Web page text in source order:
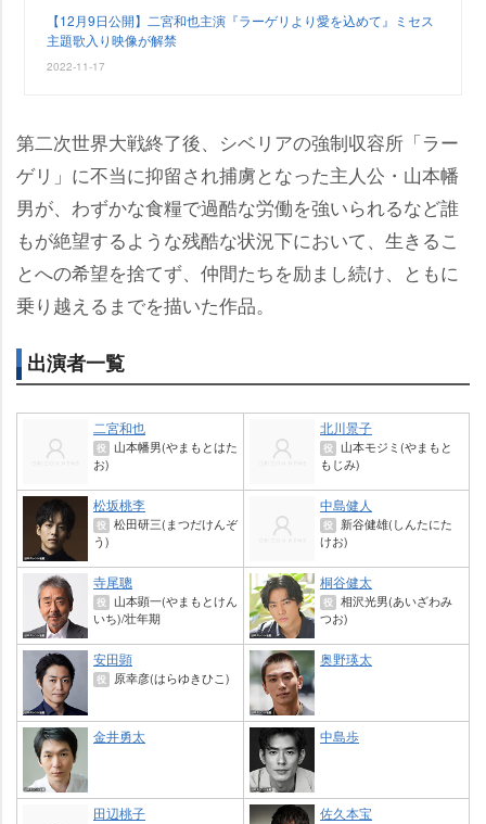
【12月9日公開】二宮和也主演『ラーゲリより愛を込めて』ミセス
主題歌入り映像が解禁
2022-11-17
第二次世界大戦終了後、シベリアの強制収容所「ラー
ゲリ」に不当に抑留され捕虜となった主人公・山本幡
男が、わずかな食糧で過酷な労働を強いられるなど誰
もが絶望するような残酷な状況下において、生きるこ
とへの希望を捨てず、仲間たちを励まし続け、ともに
乗り越えるまでを描いた作品。
出演者一覧
二宮和也
役
山本幡男(やまもとはた
お)
北川景子
役
山本モジミ(やまもと
もじみ)
松坂桃李
役 松田研三(まつだけんぞ
う)
中島健人
役 新谷健雄(しんたにた
けお)
寺尾聰
役
山本顕一(やまもとけん
いち)/壮年期
桐谷健太
役 相沢光男(あいざわみ
つお)
安田顕
役 原幸彦(はらゆきひこ)
奥野瑛太
金井勇太 中島歩
田辺桃子 佐久本宝